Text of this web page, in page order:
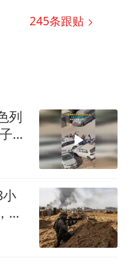
245条跟贴
列
：
以